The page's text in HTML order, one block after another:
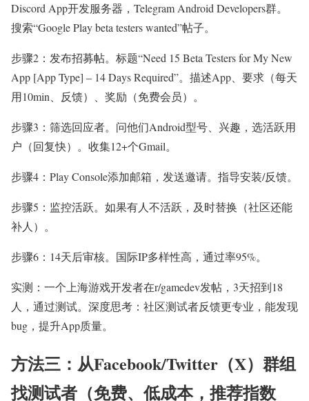
Discord App开发服务器，Telegram Android Developers群。
搜索“Google Play beta testers wanted”帖子。
步骤2：发布招募帖。标题“Need 15 Beta Testers for My New
App [App Type] – 14 Days Required”。描述App、要求（每天
用10min、反馈）、奖励（免费会员）。
步骤3：筛选回应者。问他们Android型号、兴趣，选活跃用
户（回复快）。收集12+个Gmail。
步骤4：Play Console添加邮箱，发送邀请。指导安装/反馈。
步骤5：监控活跃。如果有人不活跃，及时替换（社区还能
补人）。
步骤6：14天后审核。国际IP多样性高，通过率95%。
实测：一个上海游戏开发者在r/gamedev发帖，3天招到18
人，通过测试。深度思考：社区测试者反馈更专业，能发现
bug，提升App质量。
方法三：从Facebook/Twitter（X）群组
找测试者（免费、低成本，推荐指数